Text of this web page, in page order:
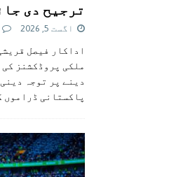
ترجیح دی
اگست 5, 2026
اداکار فیصل
ملکی پروڈکشنز
دینے پر توجہ
پاکستانی ڈراموں